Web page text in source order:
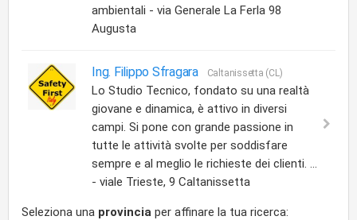
ambientali - via Generale La Ferla 98
Augusta
Ing. Filippo Sfragara Caltanissetta (CL)
Lo Studio Tecnico, fondato su una realtà
giovane e dinamica, è attivo in diversi
campi. Si pone con grande passione in
tutte le attività svolte per soddisfare
sempre e al meglio le richieste dei clienti. ...
- viale Trieste, 9 Caltanissetta
Seleziona una provincia per affinare la tua ricerca: